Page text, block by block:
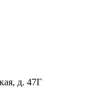
д. 47Г